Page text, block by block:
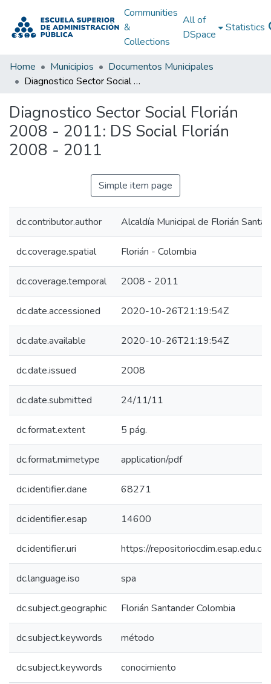
Communities
&
Collections
All of
DSpace
Statistics
Home Municipios
Documentos Municipales
Diagnostico Sector Social Florián 2008 - 2011: DS Social Florián 2008 - 2011
Diagnostico Sector Social Florián
2008 - 2011: DS Social Florián
2008 - 2011
Simple item page
dc.contributor.author Alcaldía Municipal de Florián
dc.coverage.spatial Florián - Colombia
dc.coverage.temporal 2008 - 2011
dc.date.accessioned 2020-10-26T21:19:54Z
dc.date.available 2020-10-26T21:19:54Z
dc.date.issued 2008
dc.date.submitted 24/11/11
dc.format.extent 5 pág.
dc.format.mimetype application/pdf
dc.identifier.dane 68271
dc.identifier.esap 14600
dc.identifier.uri https://
dc.language.iso spa
dc.subject.geographic Florián Santander Colombia
dc.subject.keywords método
dc.subject.keywords conocimiento